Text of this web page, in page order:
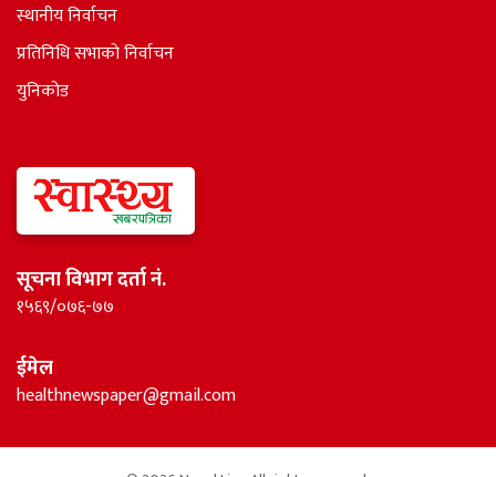
स्थानीय निर्वाचन
प्रतिनिधि सभाकाे निर्वाचन
युनिकोड
सूचना विभाग दर्ता नं.
१५६९/०७६-७७
ईमेल
healthnewspaper@gmail.com